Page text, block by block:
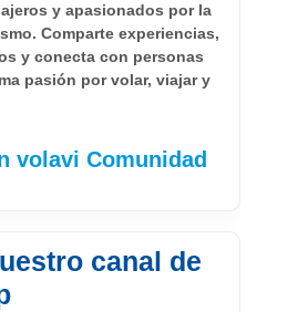
y apasionados por la
Comparte experiencias,
y conecta con personas
pasión por volar, viajar y
volavi Comunidad
canal de